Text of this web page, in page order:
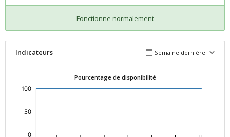
Fonctionne normalement
Indicateurs Semaine dernière
Pourcentage de disponibilité
0
50
100